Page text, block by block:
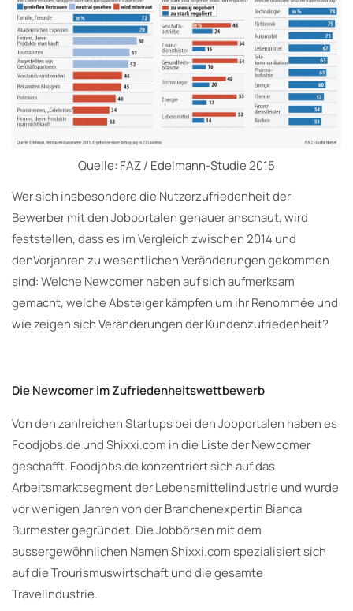
Quelle: FAZ / Edelmann-Studie 2015
Wer sich insbesondere die Nutzerzufriedenheit der
Bewerber mit den Jobportalen genauer anschaut, wird
feststellen, dass es im Vergleich zwischen 2014 und
denVorjahren zu wesentlichen Veränderungen gekommen
sind: Welche Newcomer haben auf sich aufmerksam
gemacht, welche Absteiger kämpfen um ihr Renommée und
wie zeigen sich Veränderungen der Kundenzufriedenheit?
Die Newcomer im Zufriedenheitswettbewerb
Von den zahlreichen Startups bei den Jobportalen haben es
Foodjobs.de und Shixxi.com in die Liste der Newcomer
geschafft. Foodjobs.de konzentriert sich auf das
Arbeitsmarktsegment der Lebensmittelindustrie und wurde
vor wenigen Jahren von der Branchenexpertin Bianca
Burmester gegründet. Die Jobbörsen mit dem
aussergewöhnlichen Namen Shixxi.com spezialisiert sich
auf die Trourismuswirtschaft und die gesamte
Travelindustrie.